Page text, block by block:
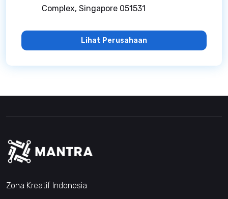
Complex, Singapore 051531
Lihat Perusahaan
Zona Kreatif Indonesia